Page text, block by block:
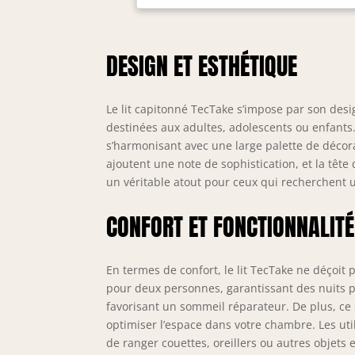
Ce
lit
DESIGN ET ESTHÉTIQUE
Le lit capitonné TecTake s’impose par son
destinées aux adultes, adolescents ou
s’harmonisant avec une large palette de
ajoutent une note de sophistication, et la
un véritable atout pour ceux qui recherchent
CONFORT ET FONCTIONNALITÉ
En termes de confort, le lit TecTake ne déçoit
pour deux personnes, garantissant des nuits
favorisant un sommeil réparateur. De plus,
optimiser l’espace dans votre chambre. Les
de ranger couettes, oreillers ou autres objets